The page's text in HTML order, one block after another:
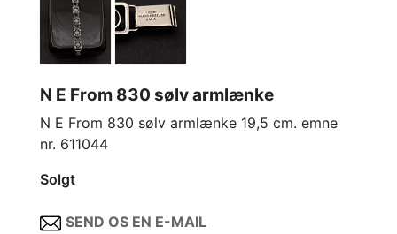
N E From 830 sølv armlænke
N E From 830 sølv armlænke 19,5 cm. emne
nr. 611044
Solgt
SEND OS EN E-MAIL